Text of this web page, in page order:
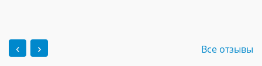
‹ › Все отзывы